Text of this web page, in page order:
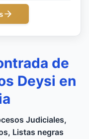
de
Deysi en
Judiciales,
Listas negras